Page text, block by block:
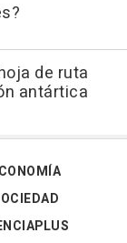
de ruta
antártica